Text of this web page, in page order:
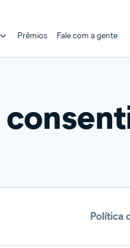
Prêmios Fale com a gente
Política